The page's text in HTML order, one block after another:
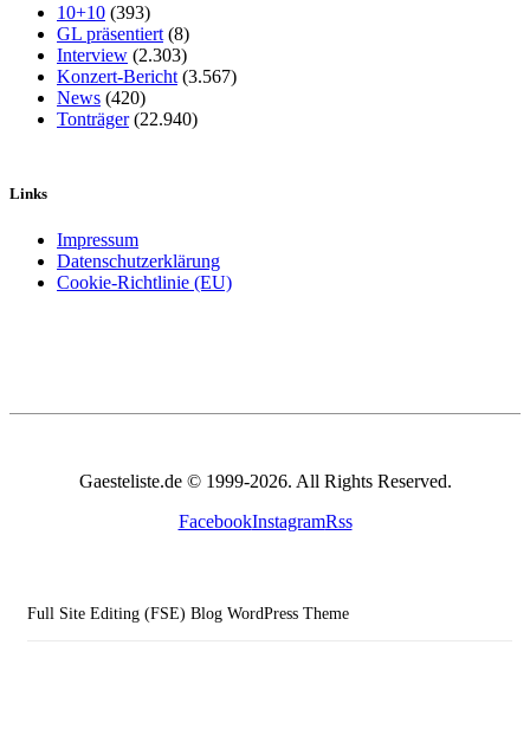
10+10 (393)
GL präsentiert (8)
Interview (2.303)
Konzert-Bericht (3.567)
News (420)
Tonträger(22.940)
Links
Impressum
Datenschutzerklärung
Cookie-Richtlinie (EU)
Gaesteliste.de © 1999-2026. All Rights Reserved.
FacebookInstagramRss
Full Site Editing (FSE) Blog WordPress Theme